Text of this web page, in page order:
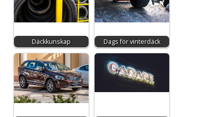
Däckkunskap Dags för vinterdäck